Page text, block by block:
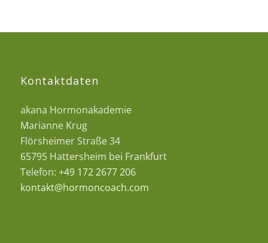
Kontaktdaten
akana Hormonakademie
Marianne Krug
Flörsheimer Straße 34
65795 Hattersheim bei Frankfurt
Telefon: +49 172 2677 206
kontakt@hormoncoach.com